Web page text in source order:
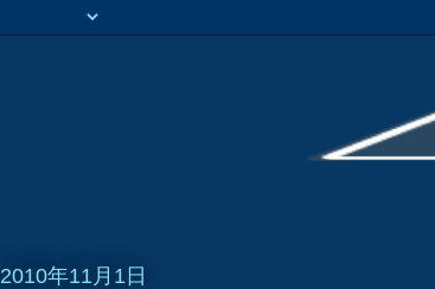
2010年11月1日